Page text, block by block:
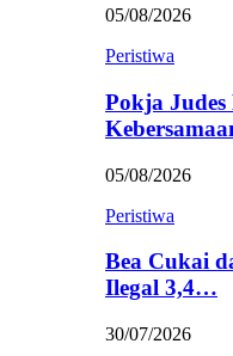
05/08/2026
Peristiwa
Pokja
05/08/2026
Peristiwa
Bea Cukai
Ilegal 3,4…
30/07/2026